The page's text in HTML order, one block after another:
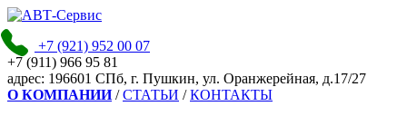
+7 (921) 952 00 07
+7 (911) 966 95 81
адpec: 196601 СПб, г. Пушкин, ул. Оранжерейная, д.17/27
О КОМПАНИИ/СТАТЬИ /КОНТАКТЫ